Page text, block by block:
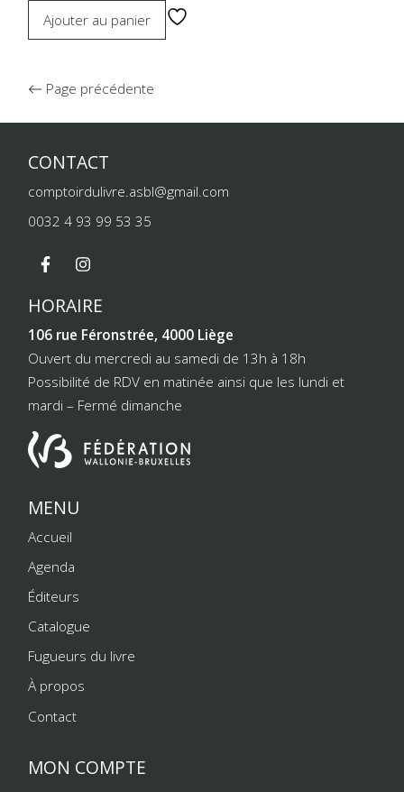
Ajouter au panier
Page précédente
CONTACT
comptoirdulivre.asbl@gmail.com
0032 4 93 99 53 35
HORAIRE
106 rue Féronstrée, 4000 Liège
Ouvert du mercredi au samedi de 13h à 18h
Possibilité de RDV en matinée ainsi que les lundi et
mardi – Fermé dimanche
MENU
Accueil
Agenda
Éditeurs
Catalogue
Fugueurs du livre
À propos
Contact
MON COMPTE